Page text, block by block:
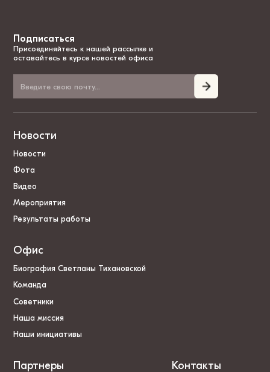
Подписаться
Присоединяйтесь к нашей рассылке и
оставайтесь в курсе новостей офиса
Новости
Новости
Фота
Видео
Мероприятия
Результаты работы
Офис
Биография Светланы Тихановской
Команда
Советники
Наша миссия
Наши инициативы
Партнеры Контакты